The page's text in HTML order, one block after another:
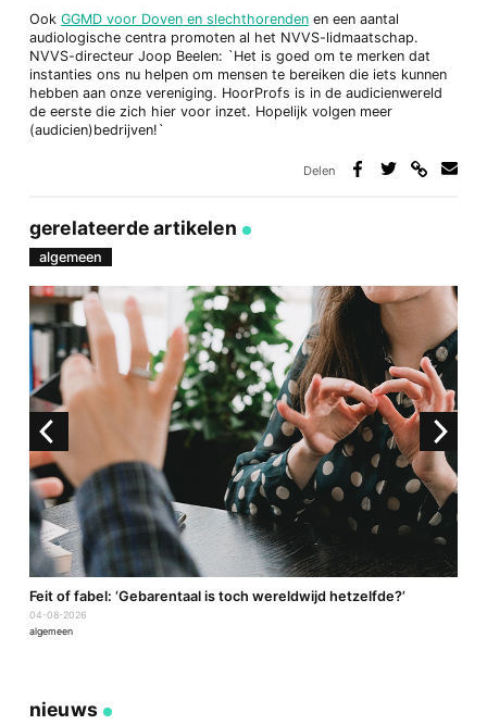
Ook GGMD voor Doven en slechthorendenen een aantal
audiologische centra promoten al het NVVS-lidmaatschap.
NVVS-directeur Joop Beelen: `Het is goed om te merken dat
instanties ons nu helpen om mensen te bereiken die iets kunnen
hebben aan onze vereniging. HoorProfs is in de audicienwereld
de eerste die zich hier voor inzet. Hopelijk volgen meer
(audicien)bedrijven!`
Delen
gerelateerde artikelen
algemeen
Feit of fabel: ‘Gebarentaal is toch wereldwijd hetzelfde?’
04-08-2026
algemeen
nieuws